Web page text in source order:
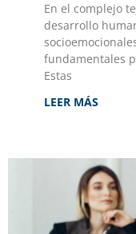
En el complejo
desarrollo
fundamentales
Estas
LEER MÁS